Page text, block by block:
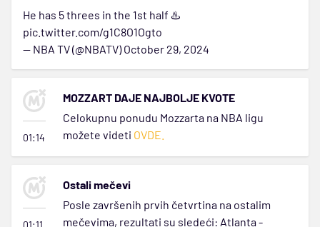
He has 5 threes in the 1st half ♨️
pic.twitter.com/g1C8O1Ogto
— NBA TV (@NBATV)October 29, 2024
01:14
MOZZART DAJE NAJBOLJE KVOTE
Celokupnu ponudu Mozzarta na NBA ligu
možete videti OVDE.
01:11
Ostali mečevi
Posle završenih prvih četvrtina na ostalim
mečevima, rezultati su sledeći: Atlanta -